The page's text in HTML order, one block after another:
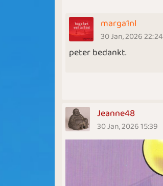
marga1nl
30 Jan, 2026 22:24
peter bedankt.
Jeanne48
30 Jan, 2026 15:39